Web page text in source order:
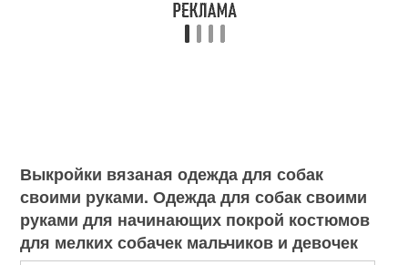
Выкройки вязаная одежда для собак
своими руками. Одежда для собак своими
руками для начинающих покрой костюмов
для мелких собачек мальчиков и девочек